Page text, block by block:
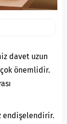
davet uzun
çok önemlidir.
endişelendirir.